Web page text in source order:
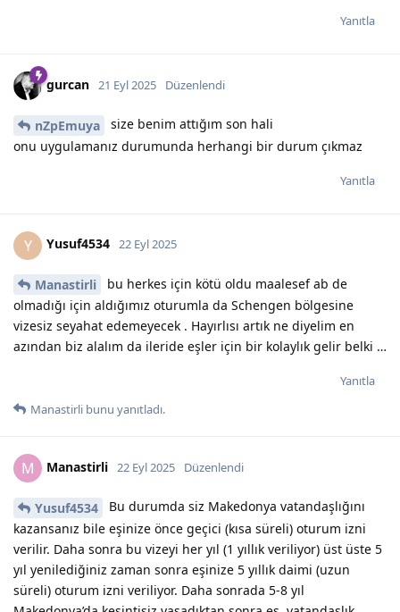
Yanıtla
gurcan 21 Eyl 2025 Düzenlendi
nZpEmuya
size benim attığım son hali
onu uygulamanız durumunda herhangi bir durum çıkmaz
Yanıtla
Y Yusuf4534 22 Eyl 2025
Manastirli
bu herkes için kötü oldu maalesef ab de
olmadığı için aldığımız oturumla da Schengen bölgesine
vizesiz seyahat edemeyecek . Hayırlısı artık ne diyelim en
azından biz alalım da ileride eşler için bir kolaylık gelir belki …
Yanıtla
Manastirli bunu yanıtladı.
M Manastirli 22 Eyl 2025 Düzenlendi
Yusuf4534
Bu durumda siz Makedonya vatandaşlığını
kazansanız bile eşinize önce geçici (kısa süreli) oturum izni
verilir. Daha sonra bu vizeyi her yıl (1 yıllık veriliyor) üst üste 5
yıl yenilediğiniz zaman sonra eşinize 5 yıllık daimi (uzun
süreli) oturum izni veriliyor. Daha sonrada 5-8 yıl